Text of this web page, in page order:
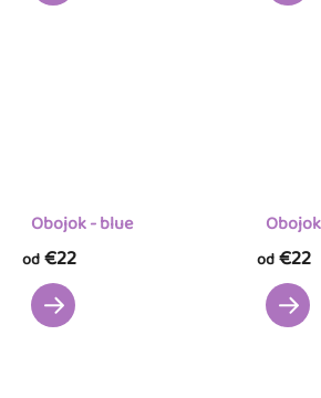
Obojok - blue
od€22 od€22